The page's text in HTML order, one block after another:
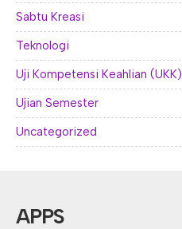
Sabtu Kreasi
Teknologi
Uji Kompetensi Keahlian (UKK)
Ujian Semester
Uncategorized
APPS